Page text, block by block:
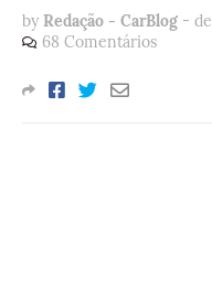
by Redação - CarBlog -
68 Comentários